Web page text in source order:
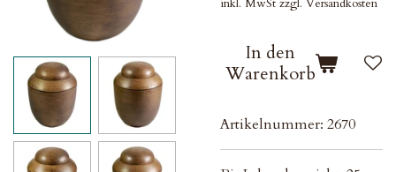
inkl. MwSt zzgl. Versandkosten
In den
Warenkorb
Artikelnummer: 2670